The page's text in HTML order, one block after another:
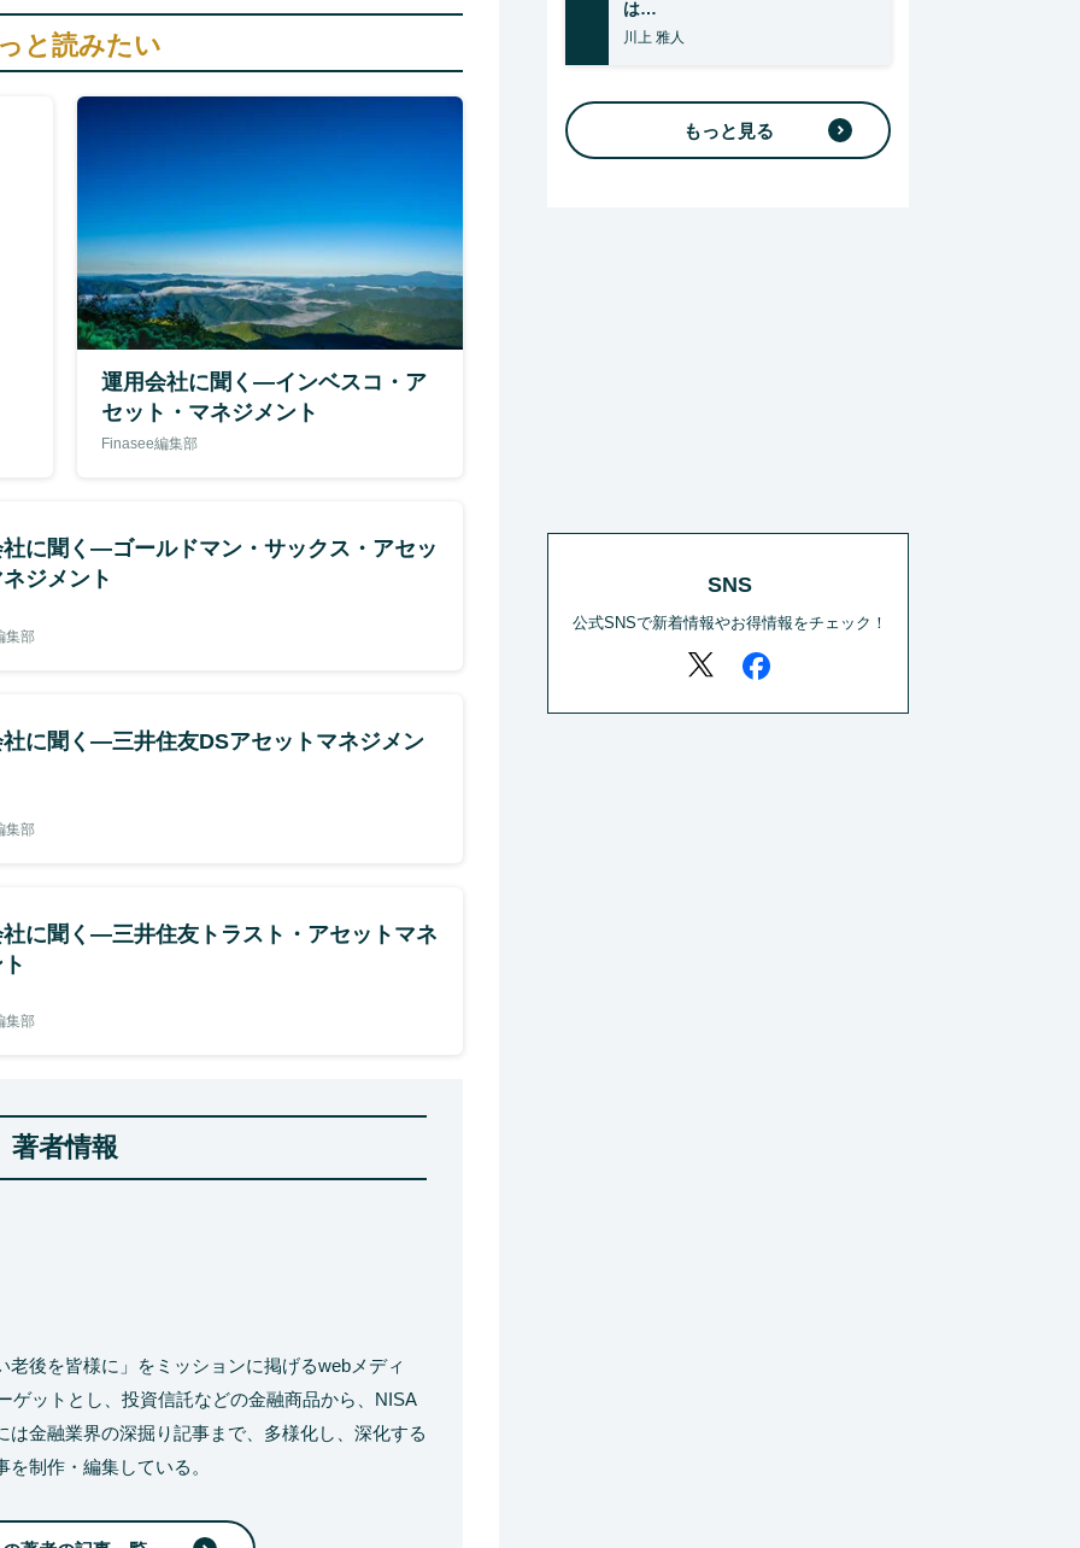
と読みたい
運用会社に聞く―インベスコ・ア
セット・マネジメント
Finasee編集部
に聞く―ゴールドマン・サックス・アセッ
ジメント
集部
に聞く―三井住友DSアセットマネジメン
集部
に聞く―三井住友トラスト・アセットマネ
集部
著者情報
後を皆様に」をミッションに掲げるwebメディ
ゲットとし、投資信託などの金融商品から、NISA
金融業界の深掘り記事まで、多様化し、深化する
制作・編集している。
は…
川上 雅人
もっと見る
SNS
公式SNSで新着情報やお得情報をチェック！